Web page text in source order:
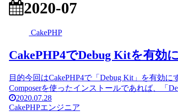
2020-07
CakePHP
CakePHP4でDebug Kitを有効
目的今回はCakePHP4で「Debug Kit」を有効
Composerを使ったインストールであれば、「
2020.07.28
CakePHPエンジニア